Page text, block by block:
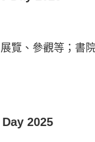
覽、參觀等；書
2025